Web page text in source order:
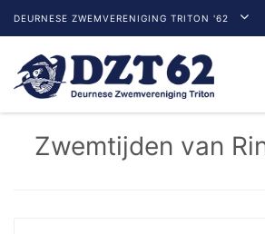
DEURNESE ZWEMVERENIGING TRITON '62
Zwemtijden van